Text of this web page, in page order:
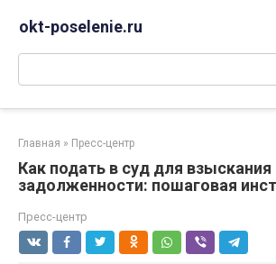
okt-poselenie.ru
Поиск:
Главная » Пресс-центр
Как подать в суд для взыскания
задолженности: пошаговая
Пресс-центр